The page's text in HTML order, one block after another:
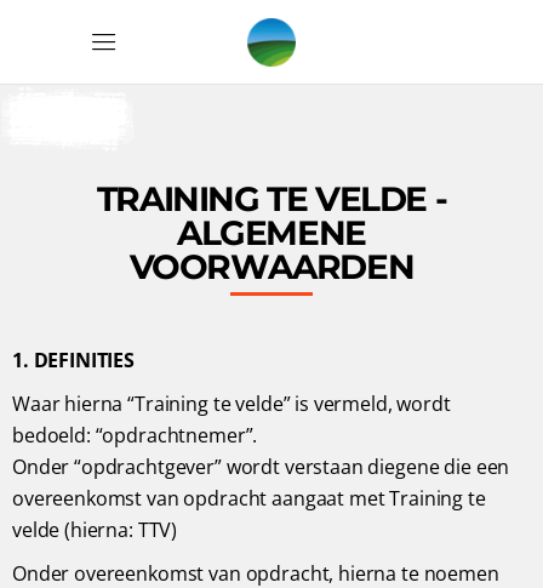
TRAINING TE VELDE -
ALGEMENE
VOORWAARDEN
1. DEFINITIES
Waar hierna “Training te velde” is vermeld, wordt
bedoeld: “opdrachtnemer”.
Onder “opdrachtgever” wordt verstaan diegene die een
overeenkomst van opdracht aangaat met Training te
velde (hierna: TTV)
Onder overeenkomst van opdracht, hierna te noemen